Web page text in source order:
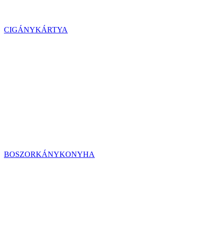
CIGÁNYKÁRTYA
BOSZORKÁNYKONYHA